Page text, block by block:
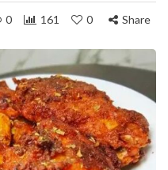
0 161 0 Share